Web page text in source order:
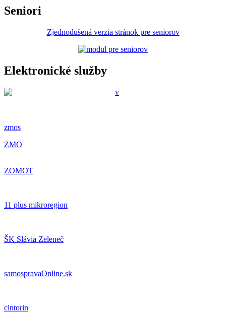
Seniori
Zjednodušená verzia stránok pre seniorov
Elektronické služby
zmos
ZMO
ZOMOT
11 plus mikroregion
ŠK Slávia Zeleneč
samospravaOnline.sk
cintorin